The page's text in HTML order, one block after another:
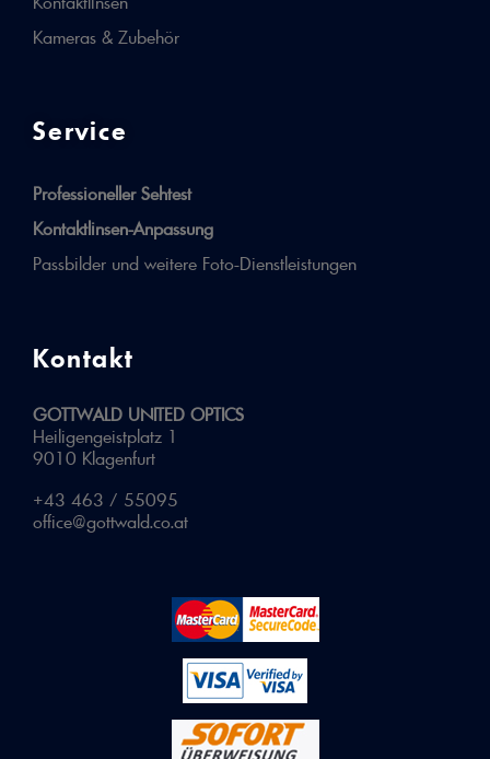
Kameras & Zubehör
Service
Professioneller Sehtest
Kontaktlinsen-Anpassung
Passbilder und weitere Foto-Dienstleistungen
Kontakt
GOTTWALD UNITED OPTICS
Heiligengeistplatz 1
9010 Klagenfurt
+43 463 / 55095
office@gottwald.co.at